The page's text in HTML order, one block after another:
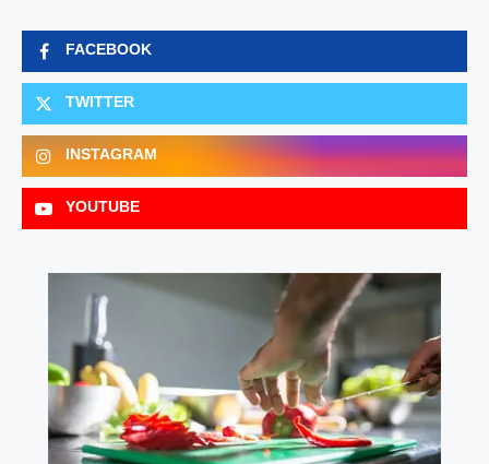
FACEBOOK
TWITTER
INSTAGRAM
YOUTUBE